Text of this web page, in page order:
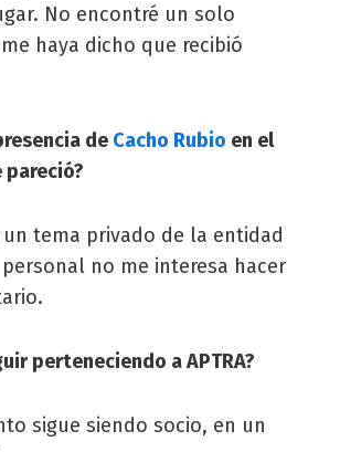
No encontré un solo
haya dicho que recibió
de Cacho Rubio en el
pareció?
un tema privado de la entidad
no me interesa hacer
perteneciendo a APTRA?
sigue siendo socio, en un